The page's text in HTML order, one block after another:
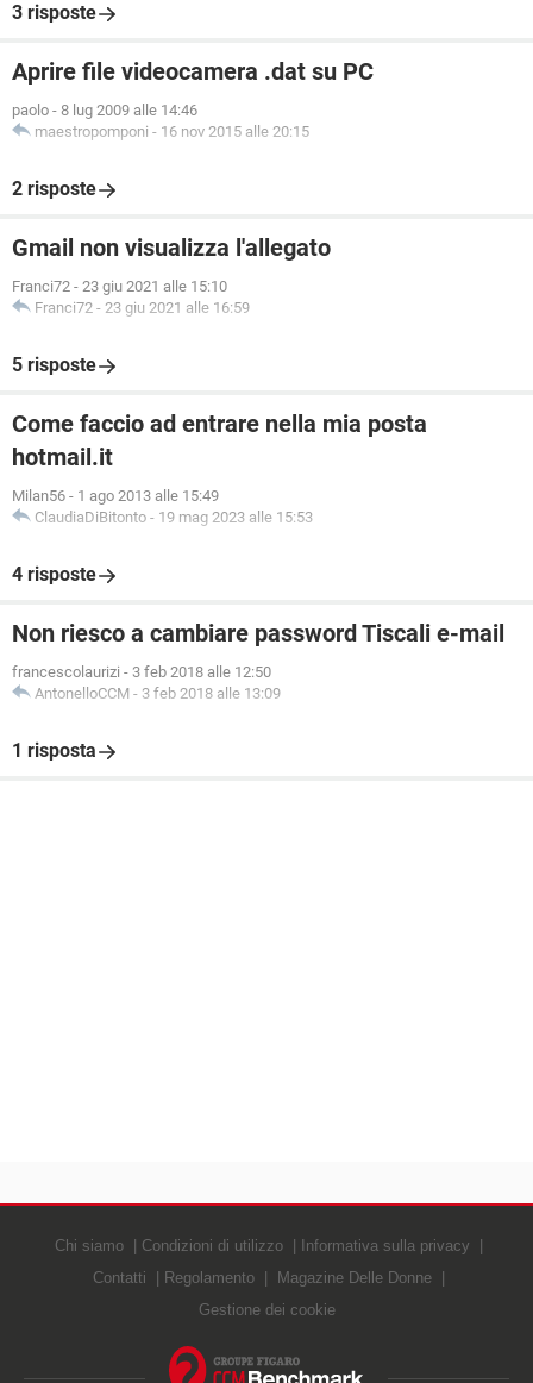
3 risposte
Aprire file videocamera .dat su PC
paolo - 8 lug 2009 alle 14:46
maestropomponi - 16 nov 2015 alle 20:15
2 risposte
Gmail non visualizza l'allegato
Franci72 - 23 giu 2021 alle 15:10
Franci72 - 23 giu 2021 alle 16:59
5 risposte
Come faccio ad entrare nella mia posta
hotmail.it
Milan56 - 1 ago 2013 alle 15:49
ClaudiaDiBitonto - 19 mag 2023 alle 15:53
4 risposte
Non riesco a cambiare password Tiscali e-mail
francescolaurizi - 3 feb 2018 alle 12:50
AntonelloCCM - 3 feb 2018 alle 13:09
1 risposta
Chi siamo Condizioni di utilizzo
Informativa sulla privacy
Contatti
Regolamento
Magazine Delle Donne
Gestione dei cookie